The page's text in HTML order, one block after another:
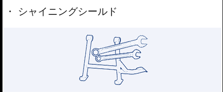
シャイニングシールド